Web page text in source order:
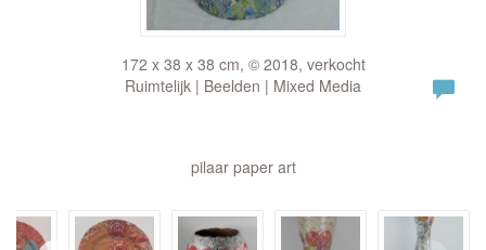
172 x 38 x 38 cm, © 2018, verkocht
Ruimtelijk | Beelden | Mixed Media
pilaar paper art